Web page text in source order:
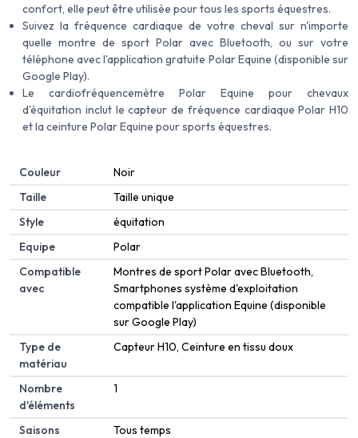
confort, elle peut être utilisée pour tous les sports équestres.
Suivez la fréquence cardiaque de votre cheval sur n'importe
quelle montre de sport Polar avec Bluetooth, ou sur votre
téléphone avec l'application gratuite Polar Equine (disponible sur
Google Play).
Le cardiofréquencemètre Polar Equine pour chevaux
d'équitation inclut le capteur de fréquence cardiaque Polar H10
et la ceinture Polar Equine pour sports équestres.
Couleur
‎Noir
Taille
‎Taille unique
Style
‎équitation
Equipe
‎Polar
Compatible
avec
‎Montres de sport Polar avec Bluetooth,
Smartphones système d'exploitation
compatible l'application Equine (disponible
sur Google Play)
Type de
matériau
‎Capteur H10, Ceinture en tissu doux
Nombre
d'éléments
‎1
Saisons
‎Tous temps